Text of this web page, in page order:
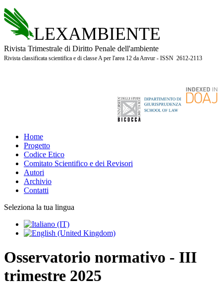
LEXAMBIENTE
Rivista Trimestrale di Diritto Penale dell'ambiente
Rivista classificata scientifica e di classe A per l'area 12 da Anvur - ISSN 2612-2113
Home
Progetto
Codice Etico
Comitato Scientifico e dei Revisori
Autori
Archivio
Contatti
Seleziona la tua lingua
Osservatorio normativo - III
trimestre 2025